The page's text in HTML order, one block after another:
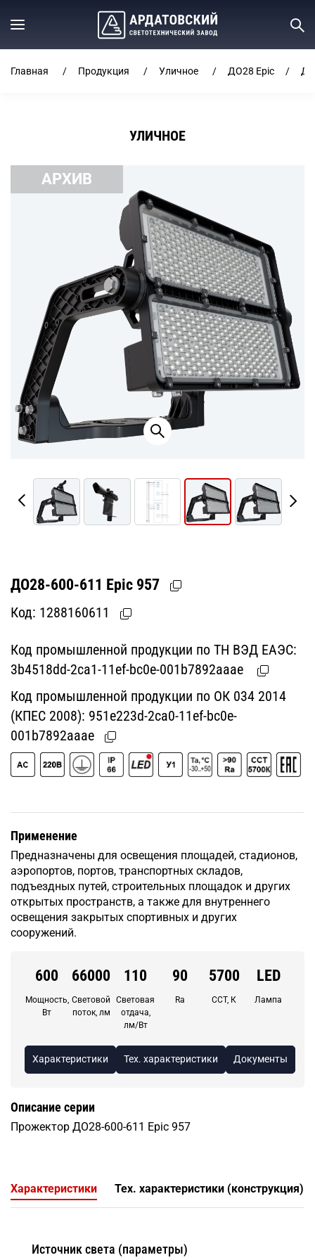
Главная Продукция Уличное ДО28 Epic
УЛИЧНОЕ
АРХИВ
ДО28-600-611 Epic 957
Код: 1288160611
Код промышленной продукции по ТН ВЭД ЕАЭС:
3b4518dd-2ca1-11ef-bc0e-001b7892aaae
Код промышленной продукции по ОК 034 2014
(КПЕС 2008): 951e223d-2ca0-11ef-bc0e-
001b7892aaae
Применение
Предназначены для освещения площадей, стадионов,
аэропортов, портов, транспортных складов,
подъездных путей, строительных площадок и других
открытых пространств, а также для внутреннего
освещения закрытых спортивных и других
сооружений.
600
Мощность,
Вт
66000
Световой
поток, лм
110
Световая
отдача,
лм/Вт
90
Ra
5700
CCT, К
LED
Лампа
Характеристики Тех. характеристики Документы
Описание серии
Прожектор ДО28-600-611 Epic 957
Характеристики Тех. характеристики (конструкция)
Источник света (параметры)